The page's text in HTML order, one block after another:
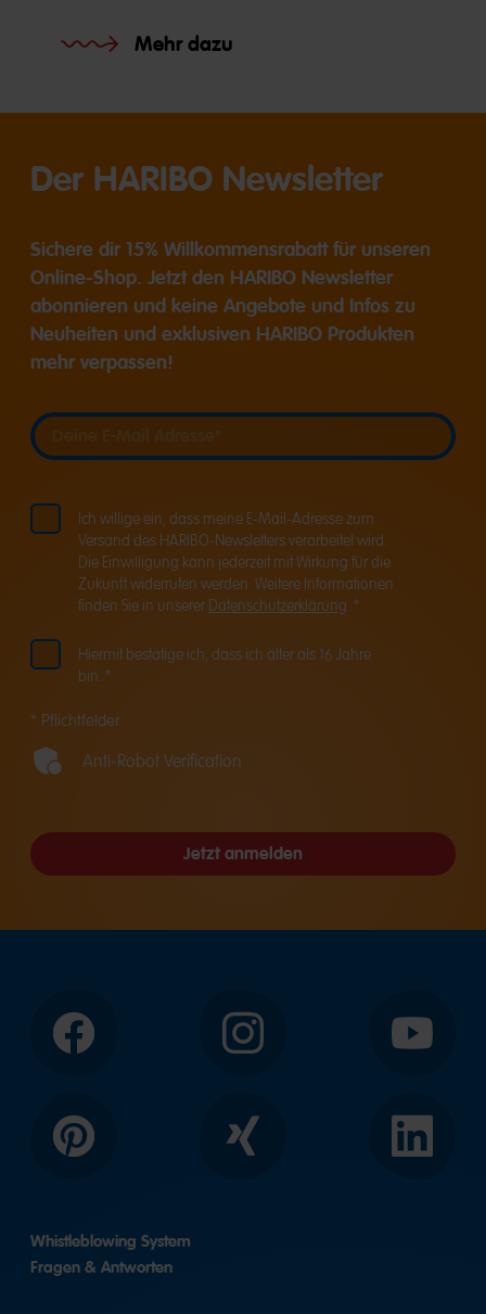
Mehr dazu
Der HARIBO Newsletter
Sichere dir 15% Willkommensrabatt für unseren
Online-Shop. Jetzt den HARIBO Newsletter
abonnieren und keine Angebote und Infos zu
Neuheiten und exklusiven HARIBO Produkten
mehr verpassen!
Ich willige ein, dass meine E-Mail-Adresse zum
Versand des HARIBO-Newsletters verarbeitet wird.
Die Einwilligung kann jederzeit mit Wirkung für die
Zukunft widerrufen werden. Weitere Informationen
finden Sie in unserer Datenschutzerklärung. *
Hiermit bestätige ich, dass ich älter als 16 Jahre
bin. *
* Pflichtfelder
Anti-Robot Verification
Jetzt anmelden
Facebook Instagram YouTube
Pinterest Xing LinkedIn
Whistleblowing System
Fragen & Antworten